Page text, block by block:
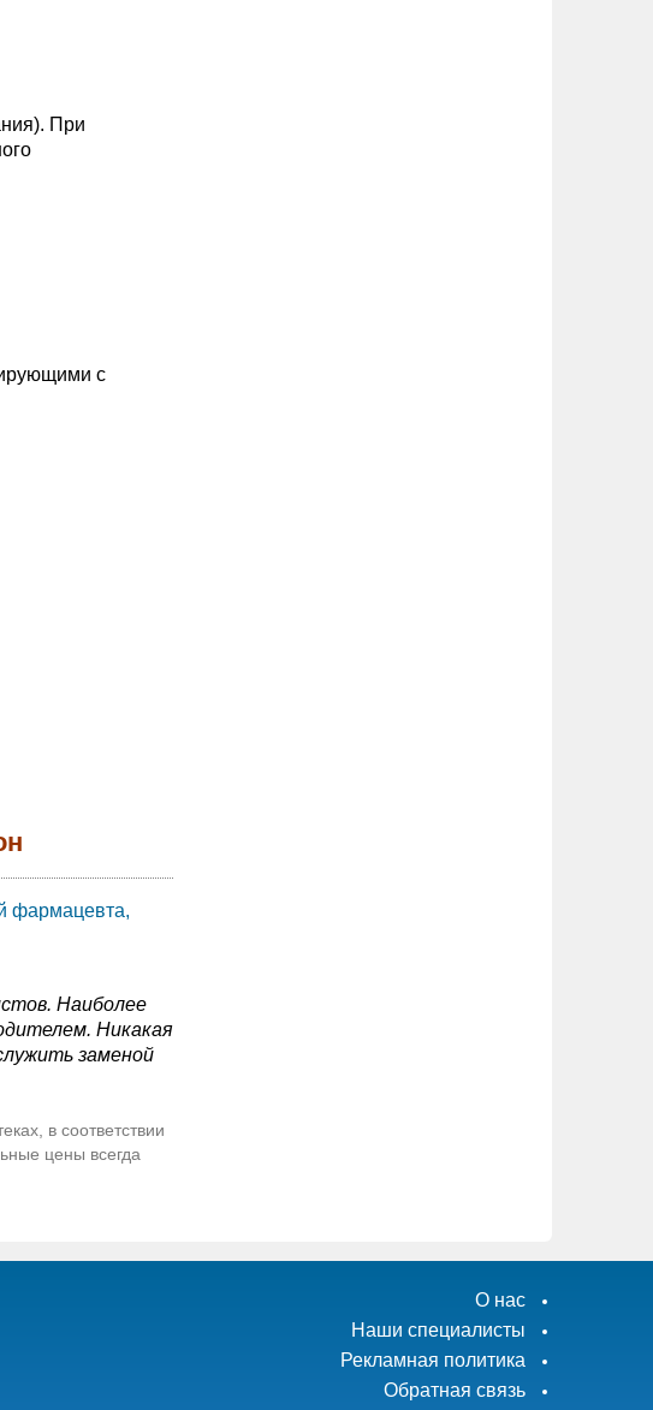
При
с
фармацевта,
Наиболее
Никакая
заменой
в соответствии
цены всегда
О нас
Наши специалисты
Рекламная политика
Обратная связь